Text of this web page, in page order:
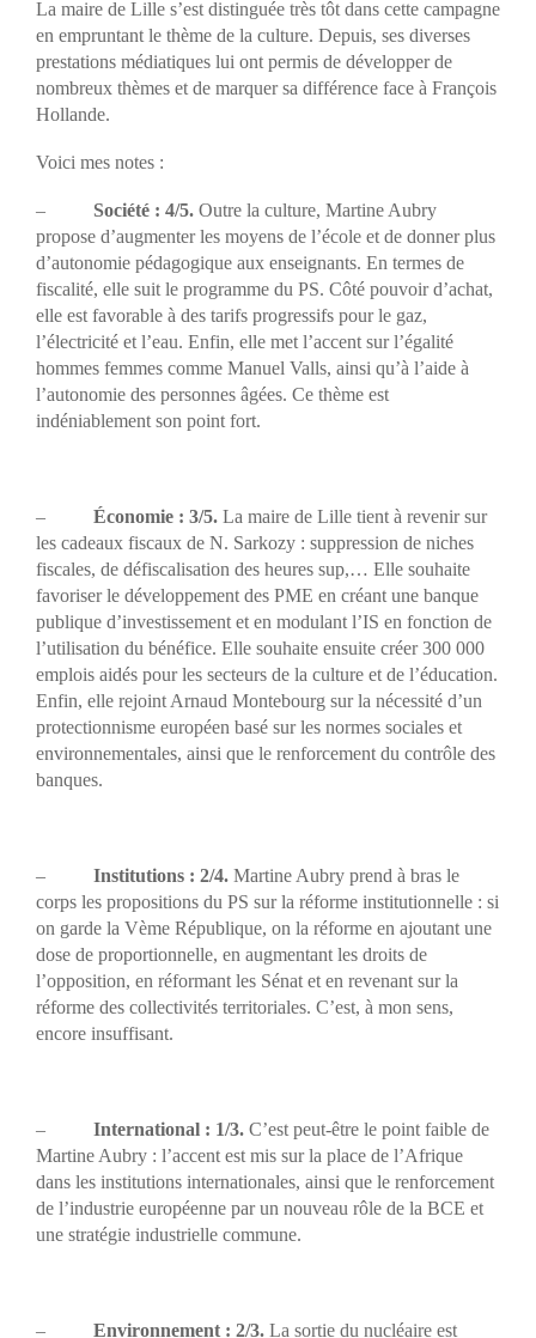
La maire de Lille s’est distinguée très tôt dans cette campagne
en empruntant le thème de la culture. Depuis, ses diverses
prestations médiatiques lui ont permis de développer de
nombreux thèmes et de marquer sa différence face à François
Hollande.
Voici mes notes :
– Société : 4/5. Outre la culture, Martine Aubry
propose d’augmenter les moyens de l’école et de donner plus
d’autonomie pédagogique aux enseignants. En termes de
fiscalité, elle suit le programme du PS. Côté pouvoir d’achat,
elle est favorable à des tarifs progressifs pour le gaz,
l’électricité et l’eau. Enfin, elle met l’accent sur l’égalité
hommes femmes comme Manuel Valls, ainsi qu’à l’aide à
l’autonomie des personnes âgées. Ce thème est
indéniablement son point fort.
– Économie : 3/5. La maire de Lille tient à revenir sur
les cadeaux fiscaux de N. Sarkozy : suppression de niches
fiscales, de défiscalisation des heures sup,… Elle souhaite
favoriser le développement des PME en créant une banque
publique d’investissement et en modulant l’IS en fonction de
l’utilisation du bénéfice. Elle souhaite ensuite créer 300 000
emplois aidés pour les secteurs de la culture et de l’éducation.
Enfin, elle rejoint Arnaud Montebourg sur la nécessité d’un
protectionnisme européen basé sur les normes sociales et
environnementales, ainsi que le renforcement du contrôle des
banques.
– Institutions : 2/4. Martine Aubry prend à bras le
corps les propositions du PS sur la réforme institutionnelle : si
on garde la Vème République, on la réforme en ajoutant une
dose de proportionnelle, en augmentant les droits de
l’opposition, en réformant les Sénat et en revenant sur la
réforme des collectivités territoriales. C’est, à mon sens,
encore insuffisant.
– International : 1/3. C’est peut-être le point faible de
Martine Aubry : l’accent est mis sur la place de l’Afrique
dans les institutions internationales, ainsi que le renforcement
de l’industrie européenne par un nouveau rôle de la BCE et
une stratégie industrielle commune.
– Environnement : 2/3. La sortie du nucléaire est